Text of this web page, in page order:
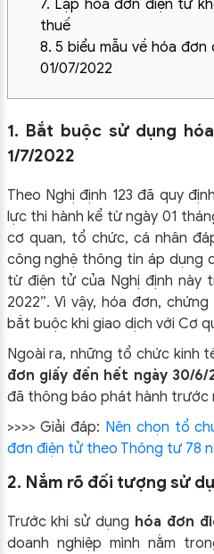
7. Lập hóa đơn điện tử
thuế
8. 5 biểu mẫu về hóa
01/07/2022
1. Bắt buộc sử dụng
1/7/2022
Theo Nghị định 123 đã quy
lực thi hành kể từ ngày 01
cơ quan, tổ chức, cá nhân
công nghệ thông tin áp dụng
từ điện tử của Nghị định này
2022”. Vì vậy, hóa đơn,
bắt buộc khi giao dịch với Cơ
Ngoài ra, những tổ chức kinh
đơn giấy đến hết ngày 30/
đã thông báo phát hành trước
>>>> Giải đáp: Nên chọn tổ
đơn điện tử theo Thông tư 78
2. Nắm rõ đối tượng sử
Trước khi sử dụng hóa đơn
doanh nghiệp mình nằm